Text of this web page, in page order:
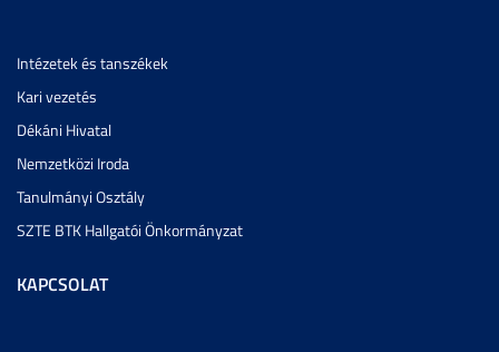
Intézetek és tanszékek
Kari vezetés
Dékáni Hivatal
Nemzetközi Iroda
Tanulmányi Osztály
SZTE BTK Hallgatói Önkormányzat
KAPCSOLAT